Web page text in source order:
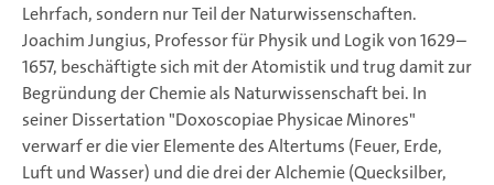
Lehrfach, sondern nur Teil der Naturwissenschaften.
Joachim Jungius, Professor für Physik und Logik von 1629–
1657, beschäftigte sich mit der Atomistik und trug damit zur
Begründung der Chemie als Naturwissenschaft bei. In
seiner Dissertation "Doxoscopiae Physicae Minores"
verwarf er die vier Elemente des Altertums (Feuer, Erde,
Luft und Wasser) und die drei der Alchemie (Quecksilber,